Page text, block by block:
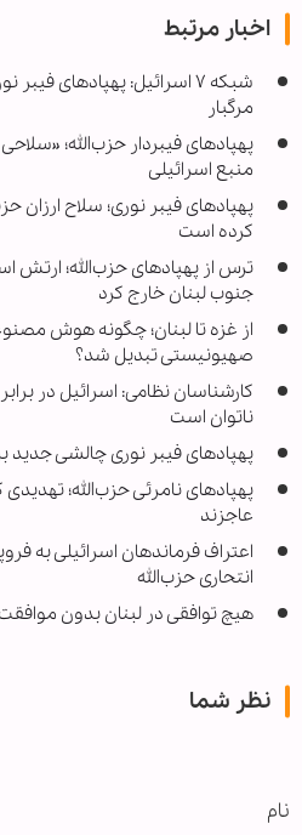
اخبار مرتبط
شبکه ۷ اسرائیل: پهپادهای
مرگبار
پهپادهای فیبردار حزب‌الله؛
منبع اسرائیلی
پهپادهای فیبر نوری؛ سلاح ارزان
کرده است
ترس از پهپادهای حزب‌الله؛ ارتش
جنوب لبنان خارج کرد
از غزه تا لبنان؛ چگونه هوش
صهیونیستی تبدیل شد؟
کارشناسان نظامی: اسرائیل در
ناتوان است
پهپادهای فیبر نوری چالشی جدید
پهپادهای نامرئی حزب‌الله؛
عاجزند
اعتراف فرماندهان اسرائیلی به
انتحاری حزب‌الله
هیچ توافقی در لبنان بدون
نظر شما
نام